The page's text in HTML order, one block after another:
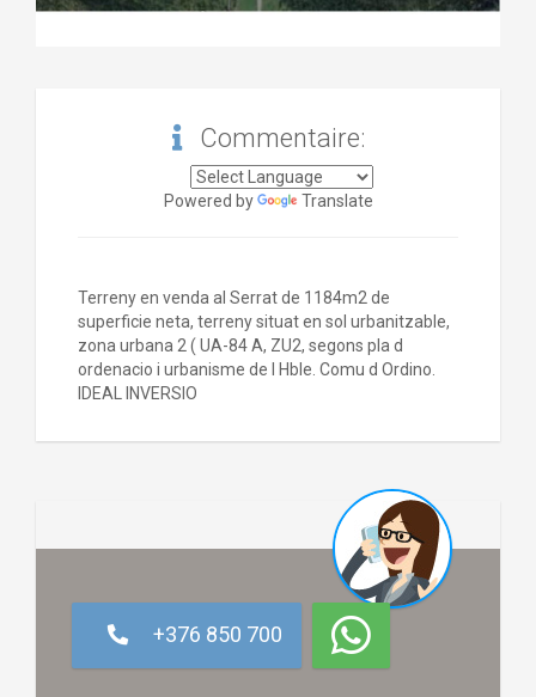
Commentaire:
Powered by Translate
Terreny en venda al Serrat de 1184m2 de
superficie neta, terreny situat en sol urbanitzable,
zona urbana 2 ( UA-84 A, ZU2, segons pla d
ordenacio i urbanisme de l Hble. Comu d Ordino.
IDEAL INVERSIO
+376 850 700